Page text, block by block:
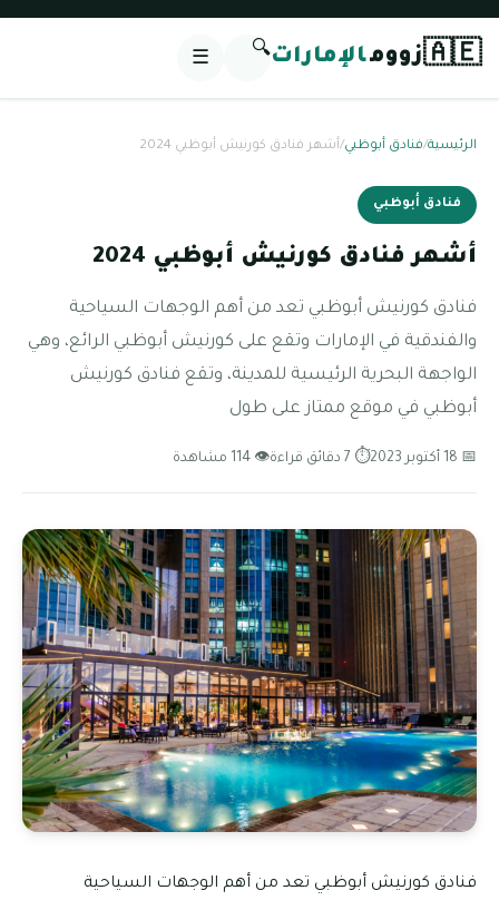
🇦🇪زوومالإمارات🔍
☰
الرئيسية/فنادق أبوظبي/أشهر فنادق كورنيش أبوظبي 2024
فنادق أبوظبي
أشهر فنادق كورنيش أبوظبي 2024
فنادق كورنيش أبوظبي تعد من أهم الوجهات السياحية
والفندقية في الإمارات وتقع على كورنيش أبوظبي الرائع، وهي
الواجهة البحرية الرئيسية للمدينة، وتقع فنادق كورنيش
أبوظبي في موقع ممتاز على طول
📅 18 أكتوبر 2023 ⏱ 7 دقائق قراءة 👁 114 مشاهدة
فنادق كورنيش أبوظبي تعد من أهم الوجهات السياحية